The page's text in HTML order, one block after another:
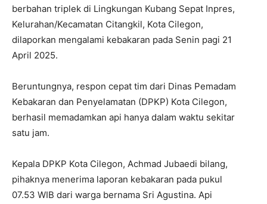
berbahan triplek di Lingkungan Kubang Sepat Inpres,
Kelurahan/Kecamatan Citangkil, Kota Cilegon,
dilaporkan mengalami kebakaran pada Senin pagi 21
April 2025.
Beruntungnya, respon cepat tim dari Dinas Pemadam
Kebakaran dan Penyelamatan (DPKP) Kota Cilegon,
berhasil memadamkan api hanya dalam waktu sekitar
satu jam.
Kepala DPKP Kota Cilegon, Achmad Jubaedi bilang,
pihaknya menerima laporan kebakaran pada pukul
07.53 WIB dari warga bernama Sri Agustina. Api